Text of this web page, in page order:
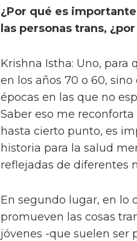
¿Por qué es
las personas trans,
Krishna Istha: Uno, para
en los años 70 o 60,
épocas en las que no
Saber eso me
hasta cierto punto, es
historia para la salud
reflejadas de diferentes
En segundo lugar, en lo
promueven las cosas
jóvenes -que suelen ser